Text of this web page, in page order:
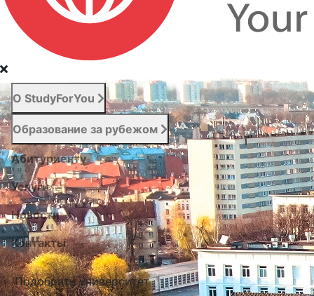
О StudyForYou
Образование за рубежом
Абитуриенту
Услуги
Новости
Контакты
Подобрать университет